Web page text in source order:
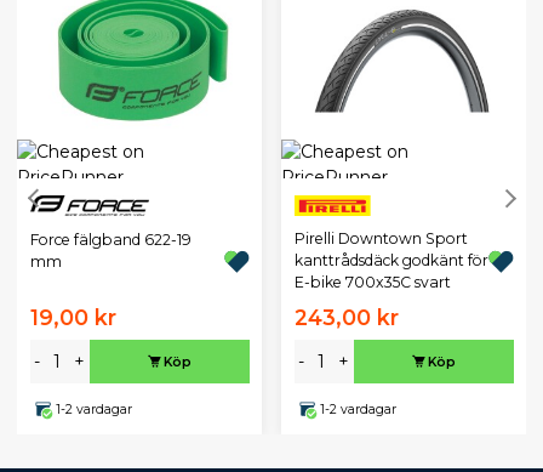
Force fälgband 622-19
mm
19,00 kr
- + Köp
1-2 vardagar
Pirelli Downtown Sport
kanttrådsdäck godkänt för
E-bike 700x35C svart
243,00 kr
- + Köp
1-2 vardagar